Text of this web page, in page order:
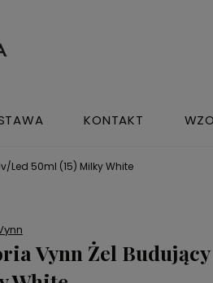
KONTAKT
Led 50ml (15) Milky White
Vynn Żel Budujący